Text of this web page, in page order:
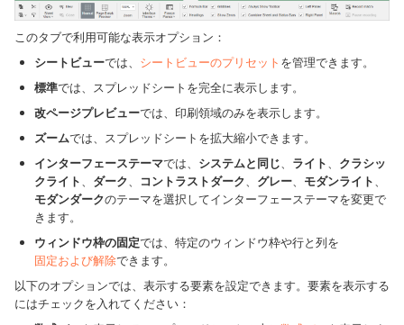
このタブで利用可能な表示オプション：
シートビューでは、 シートビューのプリセット を管理できます。
標準では、スプレッドシートを完全に表示します。
改ページプレビューでは、印刷領域のみを表示します。
ズームでは、スプレッドシートを拡大縮小できます。
インターフェーステーマでは、 システムと同じ、 ライト、 クラシッ
クライト、 ダーク、 コントラストダーク、 グレー、 モダンライト、
モダンダークのテーマを選択してインターフェーステーマを変更で
きます。
ウィンドウ枠の固定では、特定のウィンドウ枠や行と列を
固定および解除できます。
以下のオプションでは、表示する要素を設定できます。要素を表示する
にはチェックを入れてください：